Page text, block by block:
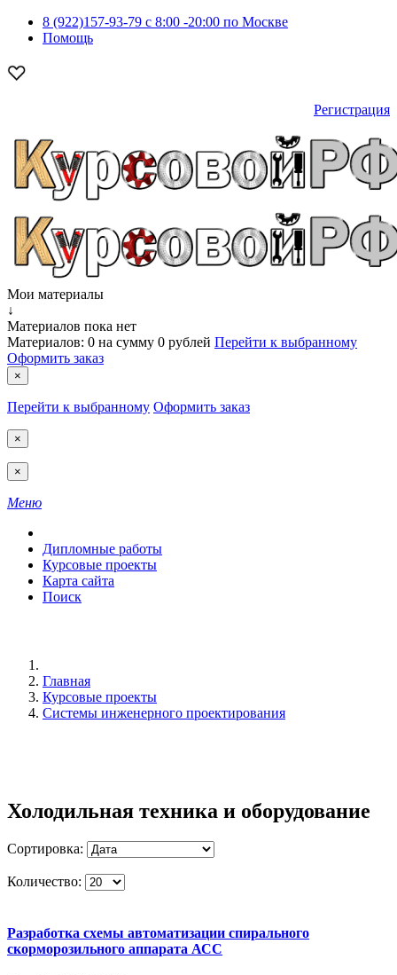
8 (922)157-93-79 c 8:00 -20:00 по Москве
Помощь
Регистрация
Мои материалы
↓
Материалов пока нет
Материалов: 0 на сумму 0 рублей Перейти к выбранному
Оформить заказ
×
Перейти к выбранному Оформить заказ
×
×
Меню
Дипломные работы
Курсовые проекты
Карта сайта
Поиск
Главная
Курсовые проекты
Системы инженерного проектирования
Холодильная техника и оборудование
Сортировка:
Количество:
Разработка схемы автоматизации спирального
скорморозильного аппарата АСС